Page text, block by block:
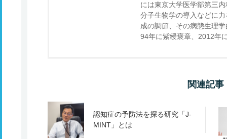
には東京大学医学部第三
分子生物学の導入などに
成の調節、その病態生理
94年に紫綬褒章、2012年
関連記事
認知症の予防法を探る研究「J-
MINT」とは